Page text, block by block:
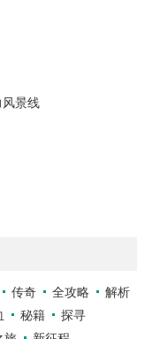
准确判断球的速度、方向
这不仅要求击球手具备出
练来培养对球...
景线
传奇 全攻略
解析
秘籍
探寻